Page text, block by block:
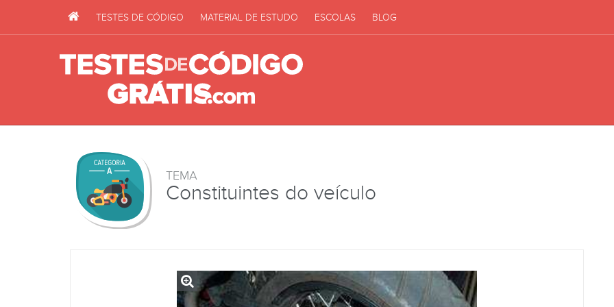
TESTES DE CÓDIGO MATERIAL DE ESTUDO ESCOLAS BLOG
TEMA
Constituintes do veículo